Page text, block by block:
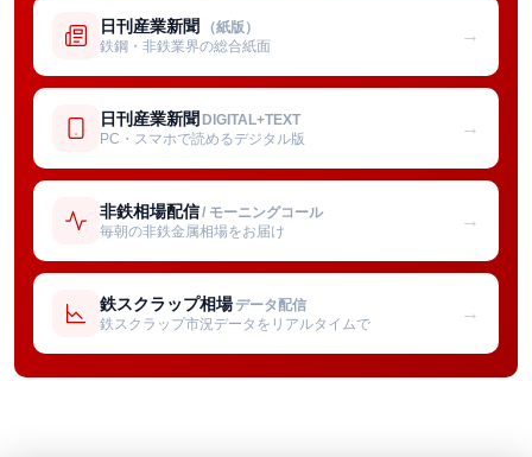
日刊産業新聞 （紙版）
鉄鋼・非鉄業界の総合紙面
→
日刊産業新聞 DIGITAL+TEXT
PC・スマホで読めるデジタル版
→
非鉄相場配信/ モーニングコール
毎朝の非鉄金属相場をお届け
→
鉄スクラップ相場 データ配信
鉄スクラップ市況データをリアルタイムで
→